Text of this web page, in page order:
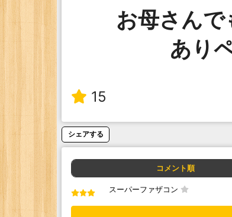
お母さん
あり
15
シェアする
コメント順
スーパーファザコン